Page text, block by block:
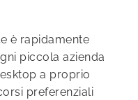
è rapidamente
piccola azienda
a proprio
preferenziali